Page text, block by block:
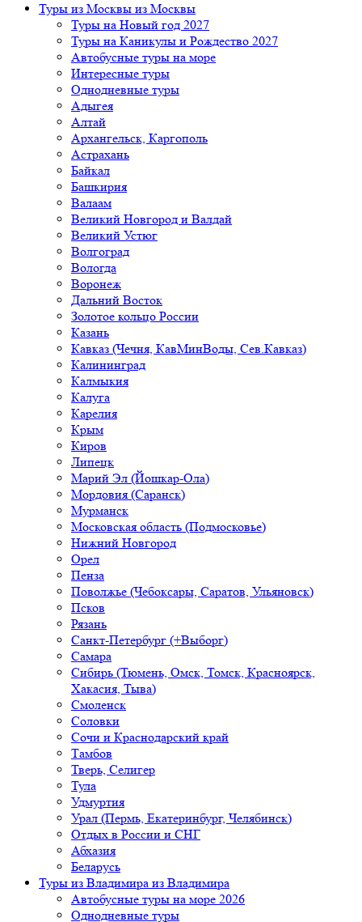
Туры из Москвы из Москвы
Туры на Новый год 2027
Туры на Каникулы и Рождество 2027
Автобусные туры на море
Интересные туры
Однодневные туры
Адыгея
Алтай
Архангельск, Каргополь
Астрахань
Байкал
Башкирия
Валаам
Великий Новгород и Валдай
Великий Устюг
Волгоград
Вологда
Воронеж
Дальний Восток
Золотое кольцо России
Казань
Кавказ (Чечня, КавМинВоды, Сев.Кавказ)
Калининград
Калмыкия
Калуга
Карелия
Крым
Киров
Липецк
Марий Эл (Йошкар-Ола)
Мордовия (Саранск)
Мурманск
Московская область (Подмосковье)
Нижний Новгород
Орел
Пенза
Поволжье (Чебоксары, Саратов, Ульяновск)
Псков
Рязань
Санкт-Петербург (+Выборг)
Самара
Сибирь (Тюмень, Омск, Томск, Красноярск,
Хакасия, Тыва)
Смоленск
Соловки
Сочи и Краснодарский край
Тамбов
Тверь, Селигер
Тула
Удмуртия
Урал (Пермь, Екатеринбург, Челябинск)
Отдых в России и СНГ
Абхазия
Беларусь
Туры из Владимира из Владимира
Автобусные туры на море 2026
Однодневные туры